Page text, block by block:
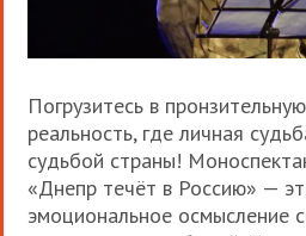
Погрузитесь в
реальность, где личная
судьбой страны!
«Днепр течёт в Россию» —
эмоциональное осмысление